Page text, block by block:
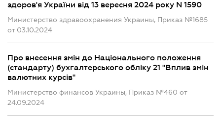
здоров'я України від 13 вересня 2024 року N 1590
Министерство здравоохранения Украины, Приказ №1685
от 03.10.2024
Про внесення змін до Національного положення
(стандарту) бухгалтерського обліку 21 "Вплив змін
валютних курсів"
Министерство финансов Украины, Приказ №460 от
24.09.2024